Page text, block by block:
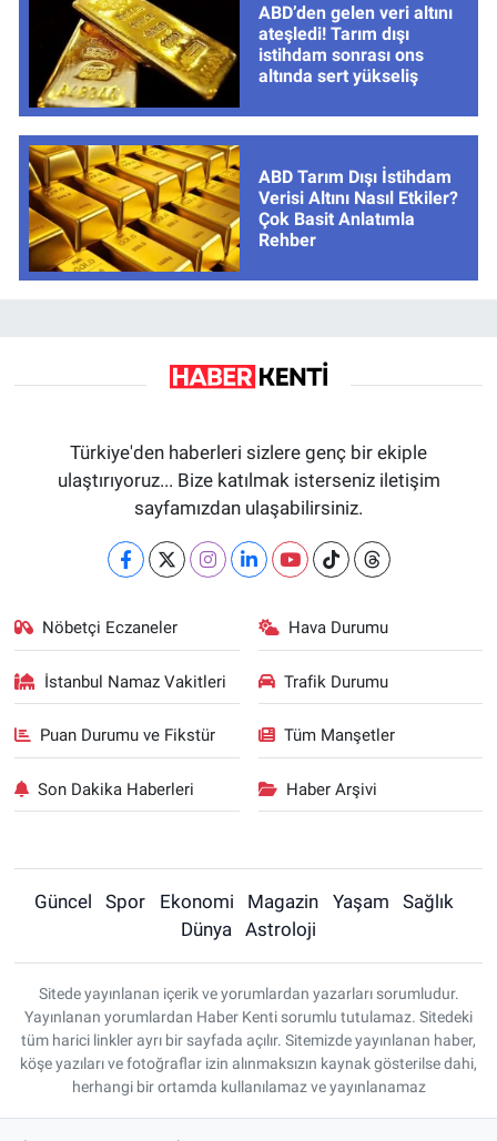
ABD’den gelen veri altını
ateşledi! Tarım dışı
istihdam sonrası ons
altında sert yükseliş
ABD Tarım Dışı İstihdam
Verisi Altını Nasıl Etkiler?
Çok Basit Anlatımla
Rehber
Türkiye'den haberleri sizlere genç bir ekiple
ulaştırıyoruz... Bize katılmak isterseniz iletişim
sayfamızdan ulaşabilirsiniz.
Nöbetçi Eczaneler Hava Durumu
İstanbul Namaz Vakitleri Trafik Durumu
Puan Durumu ve Fikstür Tüm Manşetler
Son Dakika Haberleri Haber Arşivi
Güncel Spor Ekonomi Magazin Yaşam
Sağlık
Dünya
Astroloji
Sitede yayınlanan içerik ve yorumlardan yazarları sorumludur.
Yayınlanan yorumlardan Haber Kenti sorumlu tutulamaz. Sitedeki
tüm harici linkler ayrı bir sayfada açılır. Sitemizde yayınlanan haber,
köşe yazıları ve fotoğraflar izin alınmaksızın kaynak gösterilse dahi,
herhangi bir ortamda kullanılamaz ve yayınlanamaz